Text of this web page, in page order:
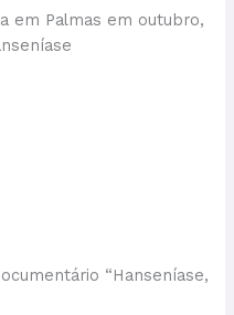
em Palmas em outubro,
“Hanseníase,